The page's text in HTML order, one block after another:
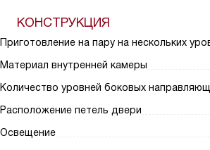
КОНСТРУКЦИЯ
Приготовление на пару на нескольких
Материал внутренней камеры
Количество уровней боковых
Расположение петель двери
Освещение